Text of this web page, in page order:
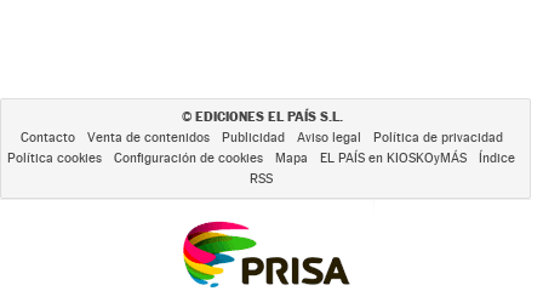
© EDICIONES EL PAÍS S.L.
Contacto Venta de contenidos Publicidad Aviso legal
Política de privacidad
Política cookies
Configuración de cookies Mapa EL PAÍS en KIOSKOyMÁS
Índice
RSS